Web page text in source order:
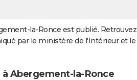
la-Ronce est publié. Retrouvez
par le ministère de l'Intérieur et le
Abergement-la-Ronce